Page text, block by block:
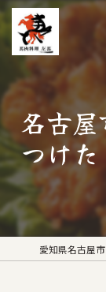
名古
つけた